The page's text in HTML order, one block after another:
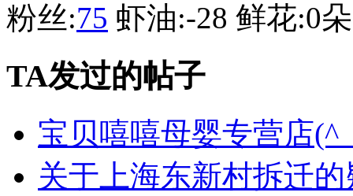
粉丝:75 虾油:-28 鲜花:0朵
TA发过的帖子
宝贝嘻嘻母婴专营店
关于上海东新村拆迁